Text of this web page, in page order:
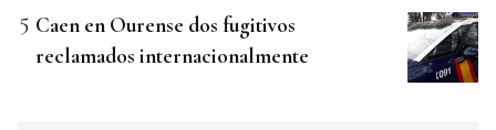
Caen en Ourense dos fugitivos
reclamados internacionalmente